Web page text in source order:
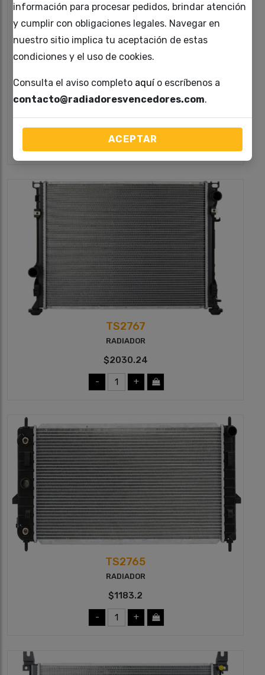
TS2816
RADIADOR
TS2767
RADIADOR
$2030.24
- +
TS2765
RADIADOR
$1183.2
- +
información para procesar pedidos, brindar atención
y cumplir con obligaciones legales. Navegar en
nuestro sitio implica tu aceptación de estas
condiciones y el uso de cookies.
Consulta el aviso completo aquío escríbenos a
contacto@radiadoresvencedores.com.
ACEPTAR